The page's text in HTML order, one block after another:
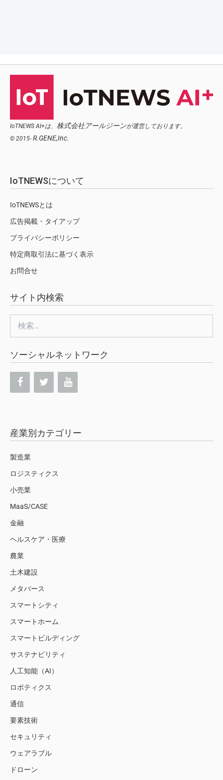
IoTNEWS AI+は、 株式会社アールジーンが運営しております。
© 2015- R.GENE,Inc.
IoTNEWSについて
IoTNEWSとは
広告掲載・タイアップ
プライバシーポリシー
特定商取引法に基づく表示
お問合せ
サイト内検索
索:
ソーシャルネットワーク
産業別カテゴリー
製造業
ロジスティクス
小売業
MaaS/CASE
金融
ヘルスケア・医療
農業
土木建設
メタバース
スマートシティ
スマートホーム
スマートビルディング
サステナビリティ
人工知能（AI）
ロボティクス
通信
要素技術
セキュリティ
ウェアラブル
ドローン